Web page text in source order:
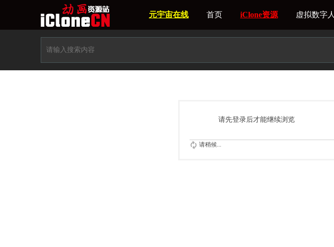
元宇宙在线 首页 iClone资源 虚拟数字人
请先登录后才能继续浏览
请稍候...